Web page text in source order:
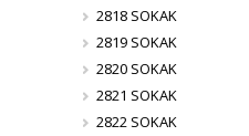
2818 SOKAK
2819 SOKAK
2820 SOKAK
2821 SOKAK
2822 SOKAK